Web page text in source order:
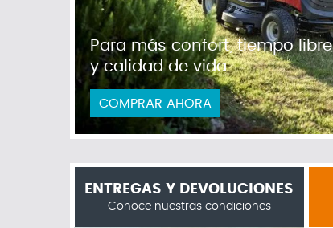
Para más confort, tiempo libre
y calidad de vida
COMPRAR AHORA
ENTREGAS Y DEVOLUCIONES
Conoce nuestras condiciones